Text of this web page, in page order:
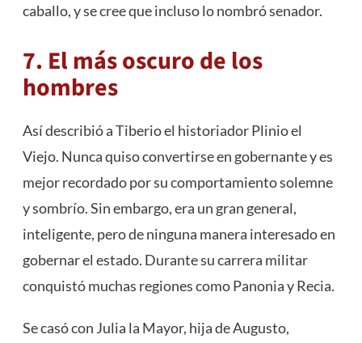
caballo, y se cree que incluso lo nombró senador.
7. El más oscuro de los
hombres
Así describió a Tiberio el historiador Plinio el
Viejo. Nunca quiso convertirse en gobernante y es
mejor recordado por su comportamiento solemne
y sombrío. Sin embargo, era un gran general,
inteligente, pero de ninguna manera interesado en
gobernar el estado. Durante su carrera militar
conquistó muchas regiones como Panonia y Recia.
Se casó con Julia la Mayor, hija de Augusto,